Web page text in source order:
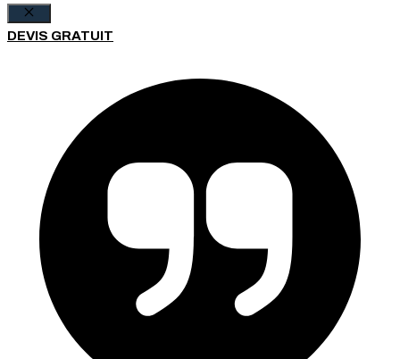
Fermer
DEVIS GRATUIT